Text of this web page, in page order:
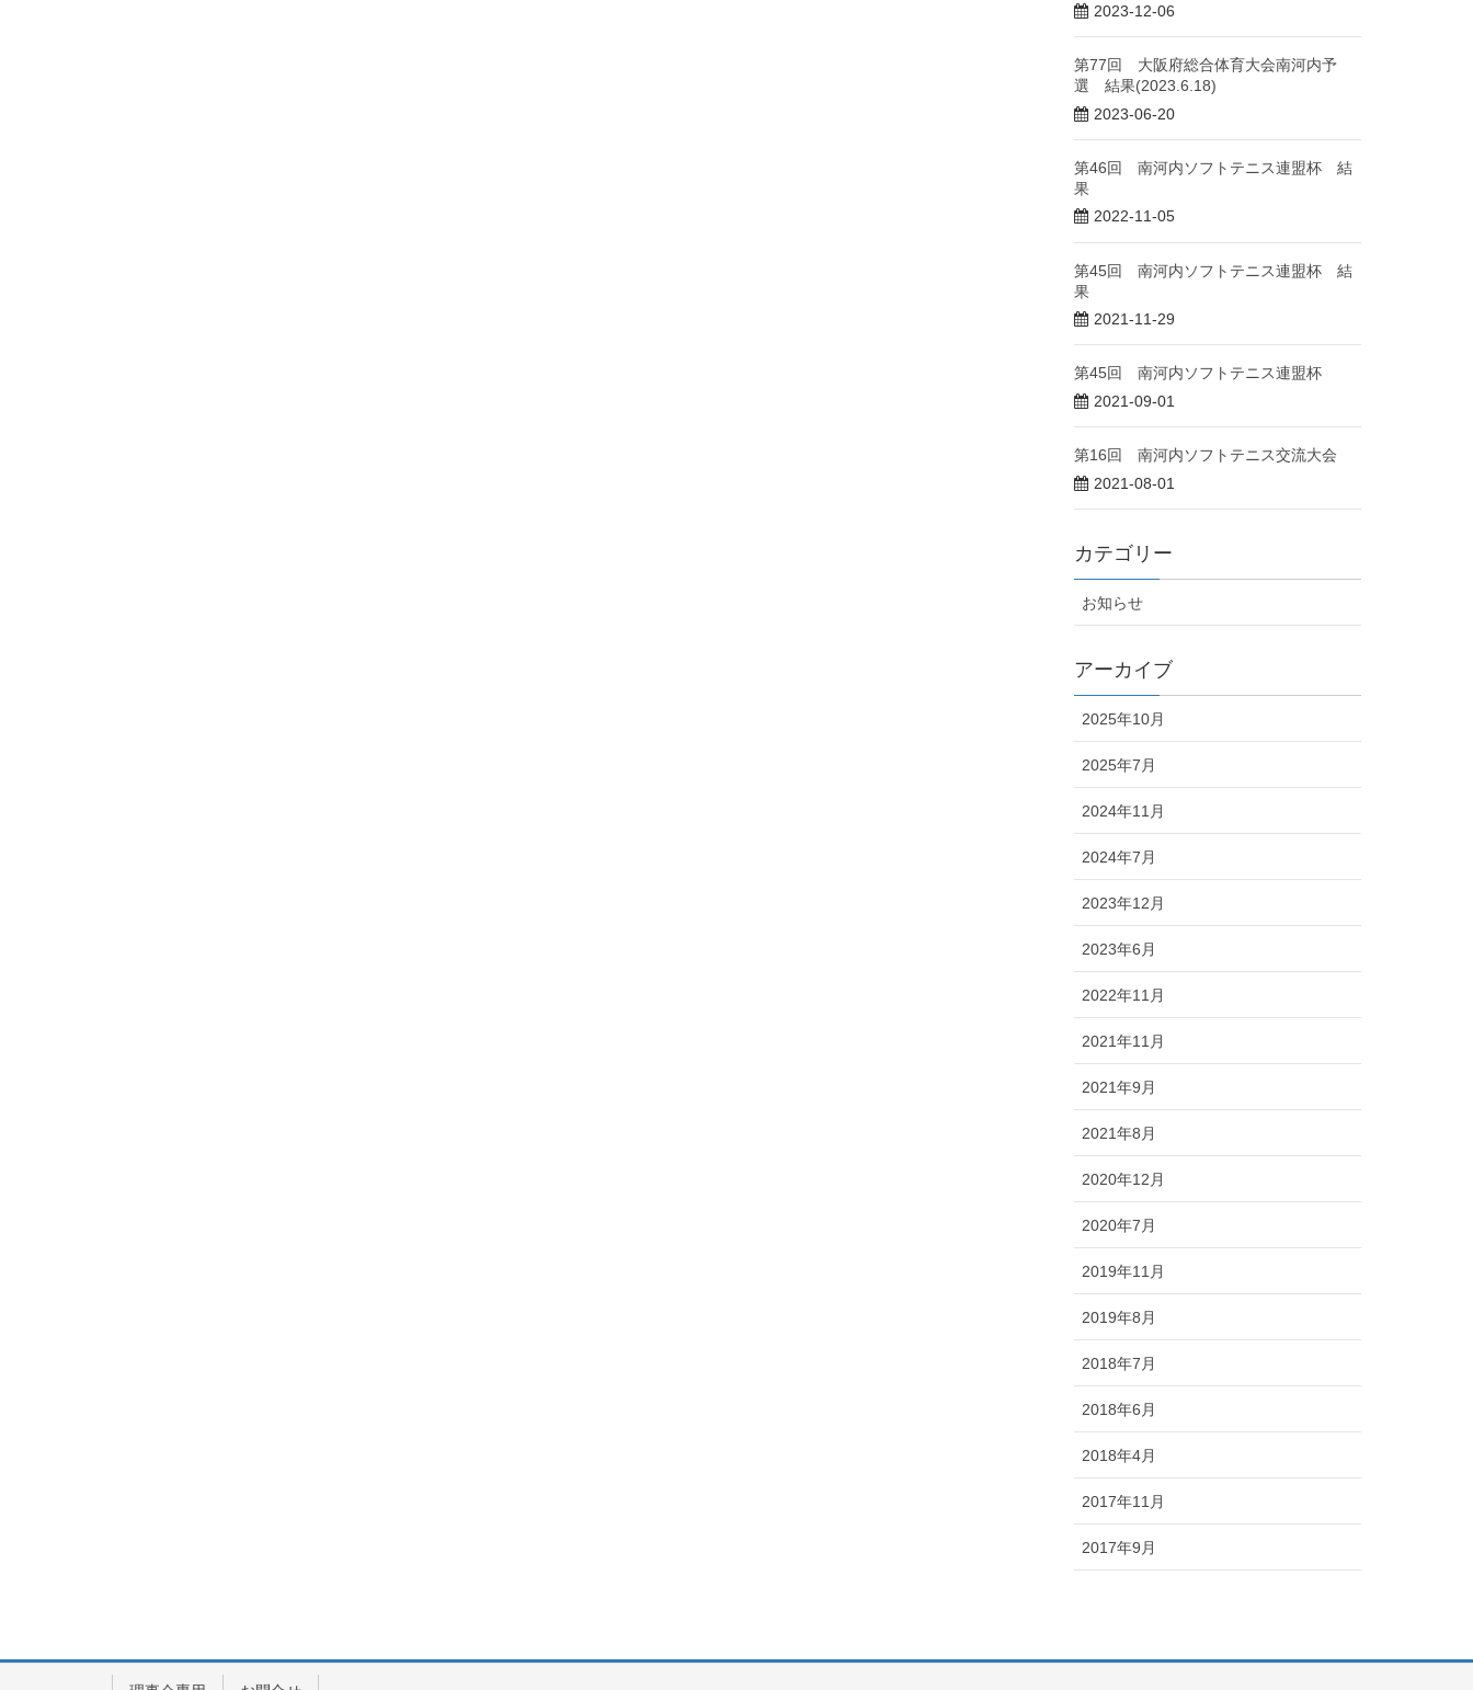
2023-12-06
第77回 大阪府総合体育大会南河内予
選 結果(2023.6.18)
2023-06-20
第46回 南河内ソフトテニス連盟杯 結
果
2022-11-05
第45回 南河内ソフトテニス連盟杯 結
果
2021-11-29
第45回 南河内ソフトテニス連盟杯
2021-09-01
第16回 南河内ソフトテニス交流大会
2021-08-01
カテゴリー
お知らせ
アーカイブ
2025年10月
2025年7月
2024年11月
2024年7月
2023年12月
2023年6月
2022年11月
2021年11月
2021年9月
2021年8月
2020年12月
2020年7月
2019年11月
2019年8月
2018年7月
2018年6月
2018年4月
2017年11月
2017年9月